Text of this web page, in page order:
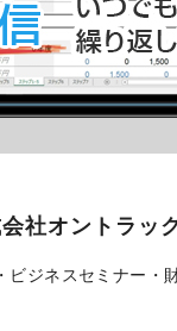
社オントラッ
ビジネスセミナー・